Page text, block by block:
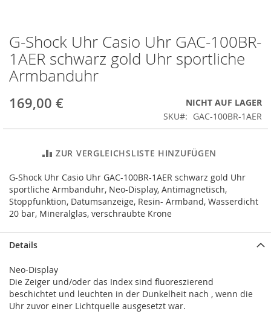
Zum
Anfang
der
Bildergalerie
G-Shock Uhr Casio Uhr GAC-100BR-
1AER schwarz gold Uhr sportliche
Armbanduhr
169,00 €
NICHT AUF LAGER
SKU
GAC-100BR-1AER
ZUR VERGLEICHSLISTE HINZUFÜGEN
G-Shock Uhr Casio Uhr GAC-100BR-1AER schwarz gold Uhr
sportliche Armbanduhr, Neo-Display, Antimagnetisch,
Stoppfunktion, Datumsanzeige, Resin- Armband, Wasserdicht
20 bar, Mineralglas, verschraubte Krone
Details
Neo-Display
Die Zeiger und/oder das Index sind fluoreszierend
beschichtet und leuchten in der Dunkelheit nach , wenn die
Uhr zuvor einer Lichtquelle ausgesetzt war.